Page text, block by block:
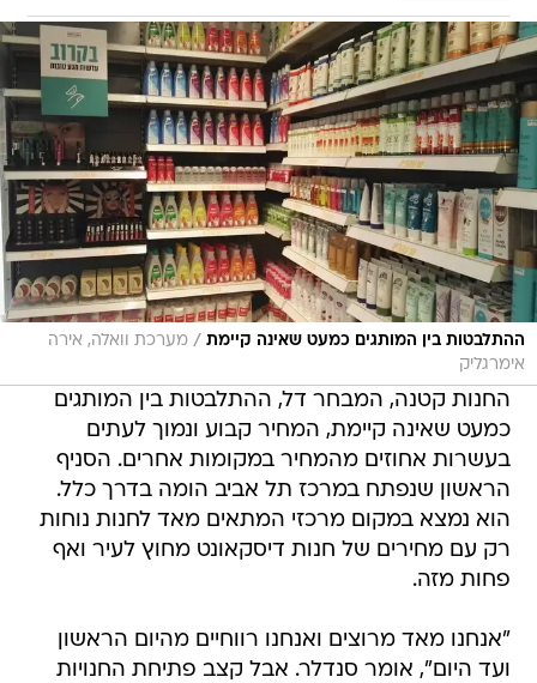
ההתלבטות בין המותגים כמעט שאינה קיימת / מערכת וואלה, אירה
אימרגליק
החנות קטנה, המבחר דל, ההתלבטות בין המותגים
כמעט שאינה קיימת, המחיר קבוע ונמוך לעתים
בעשרות אחוזים מהמחיר במקומות אחרים. הסניף
הראשון שנפתח במרכז תל אביב הומה בדרך כלל.
הוא נמצא במקום מרכזי המתאים מאד לחנות נוחות
רק עם מחירים של חנות דיסקאונט מחוץ לעיר ואף
פחות מזה.
"אנחנו מאד מרוצים ואנחנו רווחיים מהיום הראשון
ועד היום", אומר סנדלר. אבל קצב פתיחת החנויות